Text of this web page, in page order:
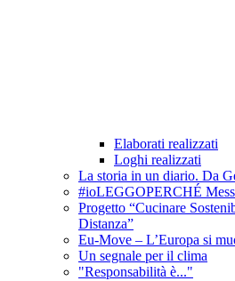
Elaborati realizzati
Loghi realizzati
La storia in un diario. Da
#ioLEGGOPERCHÉ
Progetto “Cucinare
Distanza”
Eu-Move – L’Europa si
Un segnale per il clima
"Responsabilità è..."